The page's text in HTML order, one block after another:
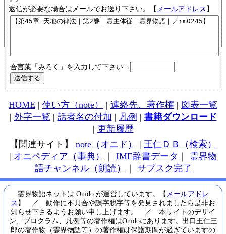
返信が必要な場合はメールでお送り下さい。【 メールアドレス 】
合言葉「みろく」を入力して下さい→
HOME | 使い方（note） | 連絡先、著作権 | 図表一覧
| 外字一覧 | 話者名の付加 | 凡例 | 書籍ダウンロード
| 更新履歴
【関連サイト】 note（オニド） | 王仁ＤＢ（検索）
| オニペディア（事典） ｜ IME辞書データ ｜ 霊界物
語チャンネル（朗読）
｜ サブスク完了
霊界物語ネットは Onido が運営しています。【 メールアドレ
ス 】 ／ 動作に不具合や誤字脱字等を発見されましたら是非お
知らせ下さるようお願い申し上げます。 ／ 本サイトのデザイ
ン、プログラム、凡例等の著作権はOnidoにあります。出口王仁三
郎の著作物（霊界物語等）の著作権は保護期間が過ぎていますの